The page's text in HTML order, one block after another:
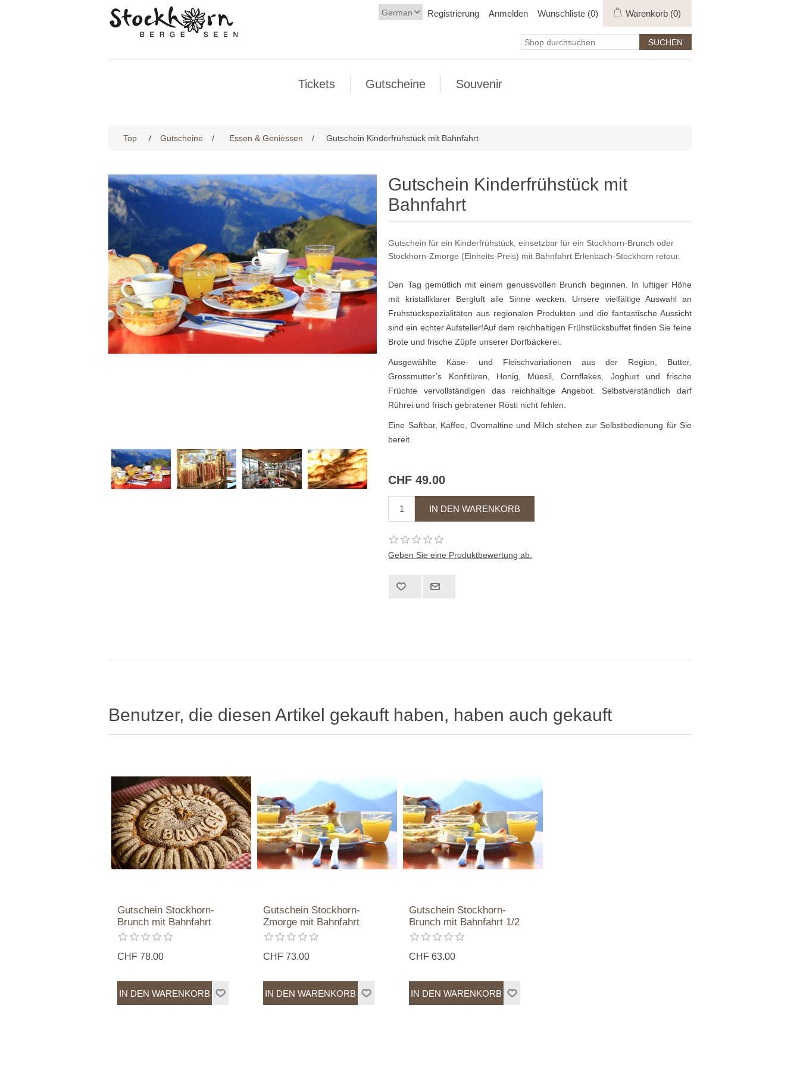
Registrierung Anmelden Wunschliste (0) Warenkorb (0)
Tickets Gutscheine Souvenir
Top / Gutscheine / Essen & Geniessen / Gutschein Kinderfrühstück mit Bahnfahrt
Gutschein Kinderfrühstück mit
Bahnfahrt
Gutschein für ein Kinderfrühstück, einsetzbar für ein Stockhorn-Brunch oder
Stockhorn-Zmorge (Einheits-Preis) mit Bahnfahrt Erlenbach-Stockhorn retour.
Den Tag gemütlich mit einem genussvollen Brunch beginnen. In luftiger Höhe
mit kristallklarer Bergluft alle Sinne wecken. Unsere vielfältige Auswahl an
Frühstückspezialitäten aus regionalen Produkten und die fantastische Aussicht
sind ein echter Aufsteller!Auf dem reichhaltigen Frühstücksbuffet finden Sie feine
Brote und frische Züpfe unserer Dorfbäckerei.
Ausgewählte Käse- und Fleischvariationen aus der Region, Butter,
Grossmutter’s Konfitüren, Honig, Müesli, Cornflakes, Joghurt und frische
Früchte vervollständigen das reichhaltige Angebot. Selbstverständlich darf
Rührei und frisch gebratener Rösti nicht fehlen.
Eine Saftbar, Kaffee, Ovomaltine und Milch stehen zur Selbstbedienung für Sie
bereit.
CHF 49.00
Geben Sie eine Produktbewertung ab.
Benutzer, die diesen Artikel gekauft haben, haben auch gekauft
Gutschein Stockhorn-
Brunch mit Bahnfahrt
CHF 78.00
Gutschein Stockhorn-
Zmorge mit Bahnfahrt
CHF 73.00
Gutschein Stockhorn-
Brunch mit Bahnfahrt 1/2
CHF 63.00